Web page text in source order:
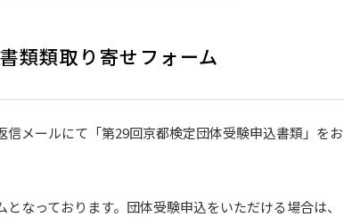
類類取り寄せフォーム
メールにて「第29回京都検定団体受験申込書類」をお
なっております。団体受験申込をいただける場合は、